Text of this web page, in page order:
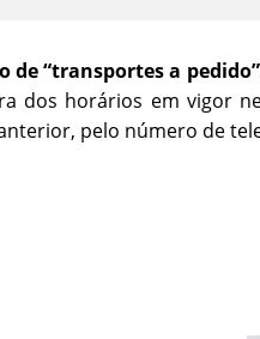
“transportes a
dos horários em vigor
pelo número de